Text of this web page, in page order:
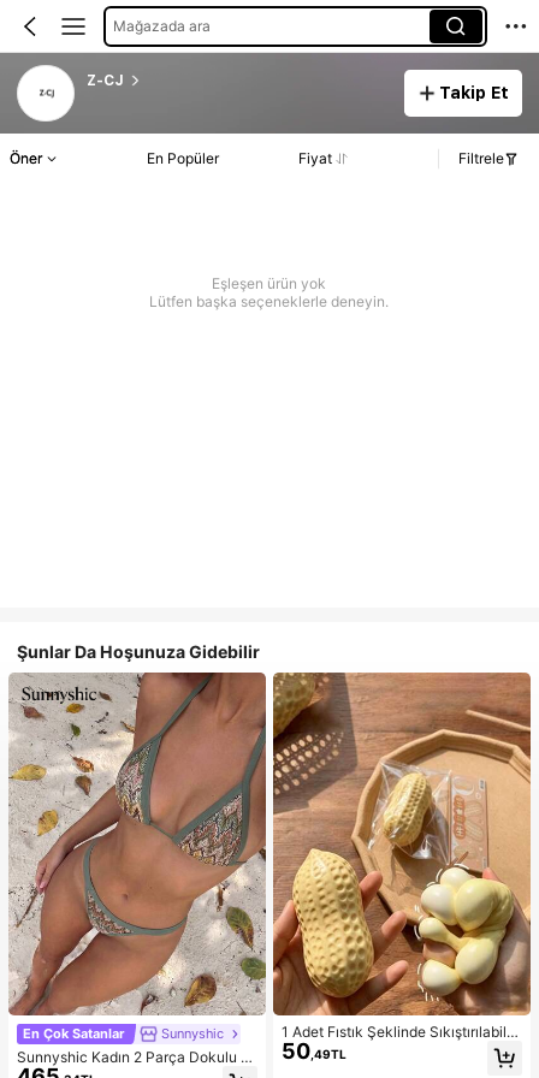
Mağazada ara
Z-CJ
Takip Et
Öner En Popüler Fiyat Filtrele
Eşleşen ürün yok
Lütfen başka seçeneklerle deneyin.
Şunlar Da Hoşunuza Gidebilir
En Çok Satanlar Sunnyshic
Sunnyshic Kadın 2 Parça Dokulu Ör
gü Bikini Seti, Çok Renkli Dekolteli
1 Adet Fıstık Şeklinde Sıkıştırılabilir
Stres Oyuncağı, Ofis Rahatlaması v
e Parti Etkileşimi İçin Uygun, Doğu
50 ,49TL